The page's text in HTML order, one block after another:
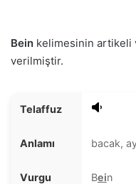
Bein kelimesinin artikeli
verilmiştir.
Telaffuz
Anlamı bacak,
Vurgu Bein